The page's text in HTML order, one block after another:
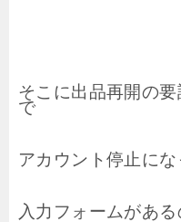
そこに出品再開の
で
アカウント停止に
入力フォームがあ